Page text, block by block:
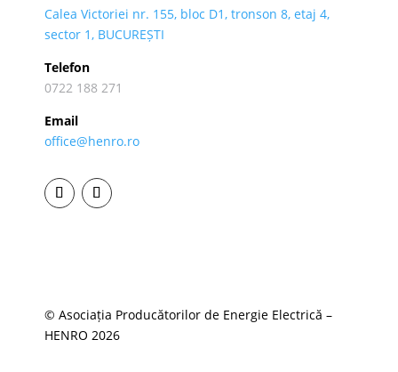
Calea Victoriei nr. 155, bloc D1, tronson 8, etaj 4,
sector 1, BUCUREȘTI
Telefon
0722 188 271
Email
office@henro.ro
© Asociația Producătorilor de Energie Electrică –
HENRO 2026